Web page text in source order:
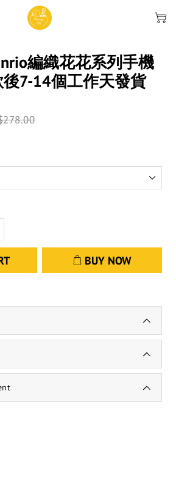
編織花花系列手機
7-14個工作天發貨
BUY NOW